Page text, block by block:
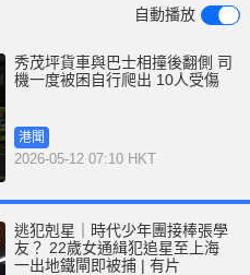
e
自動播放
秀茂坪貨車與巴士相撞後翻側 司
機一度被困自行爬出 10人受傷
港聞
2026-05-12 07:10 HKT
逃犯剋星｜時代少年團接棒張學
友？ 22歲女通緝犯追星至上海
一出地鐵閘即被捕 | 有片